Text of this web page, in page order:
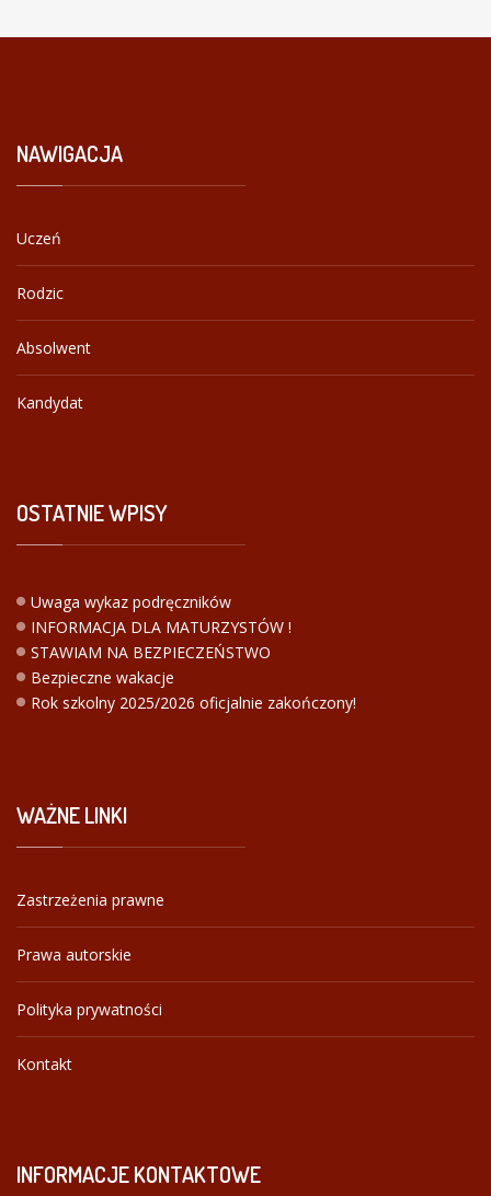
NAWIGACJA
Uczeń
Rodzic
Absolwent
Kandydat
OSTATNIEWPISY
Uwaga wykaz podręczników
INFORMACJA DLA MATURZYSTÓW !
STAWIAM NA BEZPIECZEŃSTWO
Bezpieczne wakacje
Rok szkolny 2025/2026 oficjalnie zakończony!
WAŻNELINKI
Zastrzeżenia prawne
Prawa autorskie
Polityka prywatności
Kontakt
INFORMACJEKONTAKTOWE